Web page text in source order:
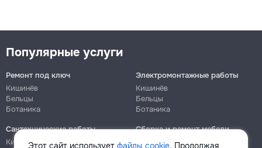
Этот сайт использует файлы cookie. Продолжая
Популярные услуги
Ремонт под ключ
Кишинёв
Бельцы
Ботаника
Электромонтажные работы
Кишинёв
Бельцы
Ботаника
Сантехнические работы
Кишинёв
Сборка и ремонт мебели
Кишинёв